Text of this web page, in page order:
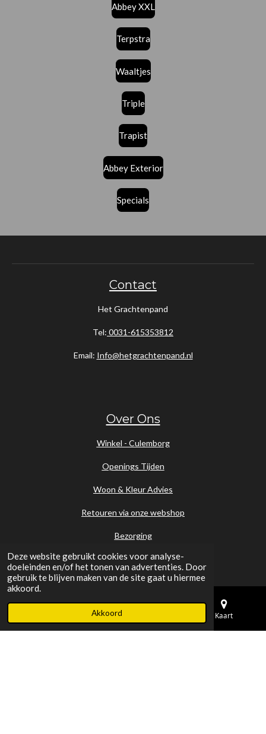
Deze website gebruikt cookies voor analyse-
doeleinden en/of het tonen van advertenties. Door
gebruik te blijven maken van de site gaat u hiermee
akkoord.
Akkoord
Abbey XXL
Terpstra
Waaltjes
Triple
Trapist
Abbey Exterior
Specials
Contact
Het Grachtenpand
Tel: 0031-615353812
Email: Info@hetgrachtenpand.nl
Over Ons
Winkel - Culemborg
Openings Tijden
Woon & Kleur Advies
Retouren via onze webshop
Bezorging
Informatie
KVK nr. : 70479917
BTW nr. : NL858336030B01
Telefoonnummer Kaart